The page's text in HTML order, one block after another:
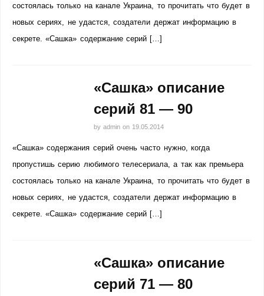
состоялась только на канале Украина, то прочитать что будет в
новых сериях, не удастся, создатели держат информацию в
секрете. «Сашка» содержание серий […]
«Сашка» описание
серий 81 — 90
by admin on 19.05.2014
«Сашка» содержания серий очень часто нужно, когда
пропустишь серию любимого телесериала, а так как премьера
состоялась только на канале Украина, то прочитать что будет в
новых сериях, не удастся, создатели держат информацию в
секрете. «Сашка» содержание серий […]
«Сашка» описание
серий 71 — 80